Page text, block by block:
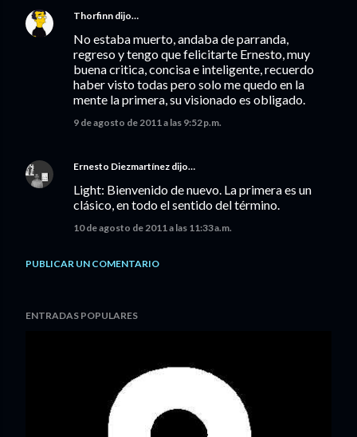
Thorfinn dijo…
No estaba muerto, andaba de parranda,
regreso y tengo que felicitarte Ernesto, muy
buena critica, concisa e inteligente, recuerdo
haber visto todas pero solo me quedo en la
mente la primera, su visionado es obligado.
9 de agosto de 2011 a las 9:52 p.m.
Ernesto Diezmartínez dijo…
Light: Bienvenido de nuevo. La primera es un
clásico, en todo el sentido del término.
10 de agosto de 2011 a las 11:33 a.m.
PUBLICAR UN COMENTARIO
ENTRADAS POPULARES